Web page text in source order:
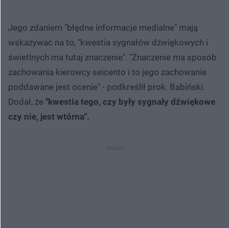
Jego zdaniem "błędne informacje medialne" mają
wskazywać na to, "kwestia sygnałów dźwiękowych i
świetlnych ma tutaj znaczenie". "Znaczenie ma sposób
zachowania kierowcy seicento i to jego zachowanie
poddawane jest ocenie" - podkreślił prok. Babiński.
Dodał, że "kwestia tego, czy były sygnały dźwiękowe
czy nie, jest wtórna".